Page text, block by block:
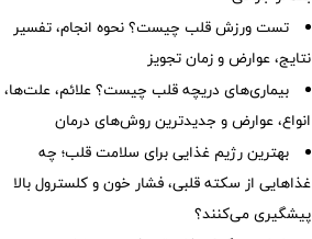
تست ورزش قلب چیست؟ نحوه انجام، تفسیر
نتایج، عوارض و زمان تجویز
بیماری‌های دریچه قلب چیست؟ علائم، علت‌ها،
انواع، عوارض و جدیدترین روش‌های درمان
بهترین رژیم غذایی برای سلامت قلب؛ چه
غذاهایی از سکته قلبی، فشار خون و کلسترول بالا
پیشگیری می‌کنند؟